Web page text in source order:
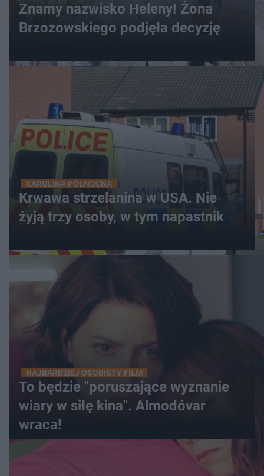
Znamy nazwisko Heleny! Żona
Brzozowskiego podjęła decyzję
KAROLINA PÓŁNOCNA
Krwawa strzelanina w USA. Nie
żyją trzy osoby, w tym napastnik
NAJBARDZIEJ OSOBISTY FILM
To będzie "poruszające wyznanie
wiary w siłę kina". Almodóvar
wraca!